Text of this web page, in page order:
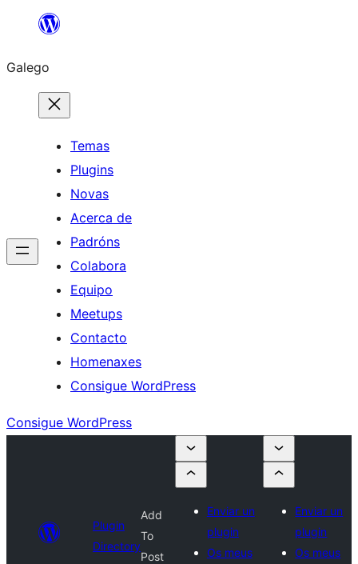
Saltar
contido
Galego
Temas
Plugins
Novas
Acerca de
Padróns
Colabora
Equipo
Meetups
Contacto
Homenaxes
Consigue WordPress
Consigue WordPress
Plugin
Directory
Add
To
Post
Enviar un
plugin
Os meus
Enviar un
plugin
Os meus